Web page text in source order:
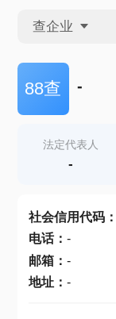
查企业
查企业
查产地
88查 -
法定代表人
-
社会信用代码：
电话： -
邮箱： -
地址： -